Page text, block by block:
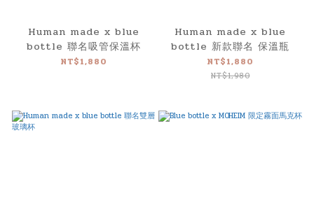
Human made x blue
bottle 聯名吸管保溫杯
NT$1,880
Human made x blue
bottle 新款聯名 保溫瓶
NT$1,880
NT$1,980